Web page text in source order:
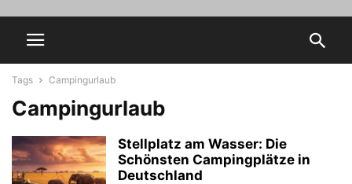
Tags Campingurlaub
Campingurlaub
Stellplatz am Wasser: Die
Schönsten Campingplätze in
Deutschland